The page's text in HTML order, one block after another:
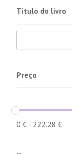
Título do livro
Preço
0 €- 222.28 €